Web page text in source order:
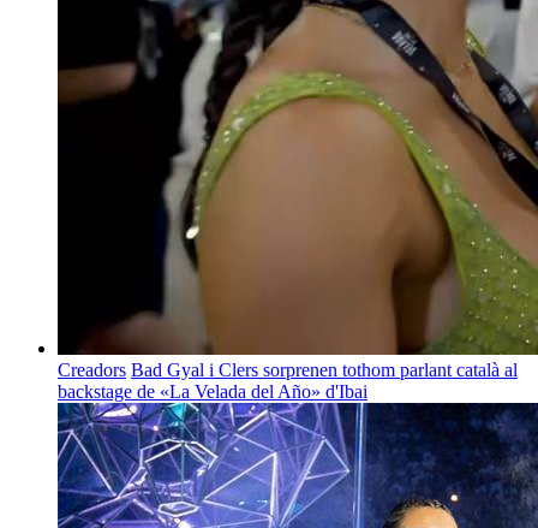
Creadors Bad Gyal i Clers sorprenen tothom parlant català al
backstage de «La Velada del Año» d'Ibai